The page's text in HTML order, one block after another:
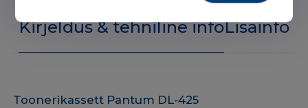
ANALOOG
kogus
Kirjeldus & tehniline infoLisainfo
Toonerikassett Pantum DL-425